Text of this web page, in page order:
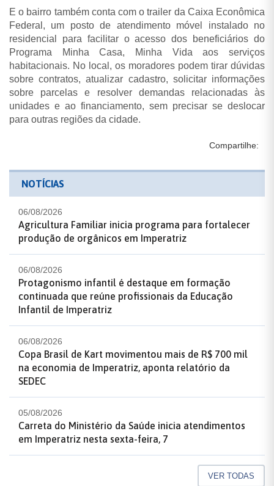
E o bairro também conta com o trailer da Caixa Econômica
Federal, um posto de atendimento móvel instalado no
residencial para facilitar o acesso dos beneficiários do
Programa Minha Casa, Minha Vida aos serviços
habitacionais. No local, os moradores podem tirar dúvidas
sobre contratos, atualizar cadastro, solicitar informações
sobre parcelas e resolver demandas relacionadas às
unidades e ao financiamento, sem precisar se deslocar
para outras regiões da cidade.
Compartilhe:
NOTÍCIAS
06/08/2026
Agricultura Familiar inicia programa para fortalecer
produção de orgânicos em Imperatriz
06/08/2026
Protagonismo infantil é destaque em formação
continuada que reúne profissionais da Educação
Infantil de Imperatriz
06/08/2026
Copa Brasil de Kart movimentou mais de R$ 700 mil
na economia de Imperatriz, aponta relatório da
SEDEC
05/08/2026
Carreta do Ministério da Saúde inicia atendimentos
em Imperatriz nesta sexta-feira, 7
VER TODAS